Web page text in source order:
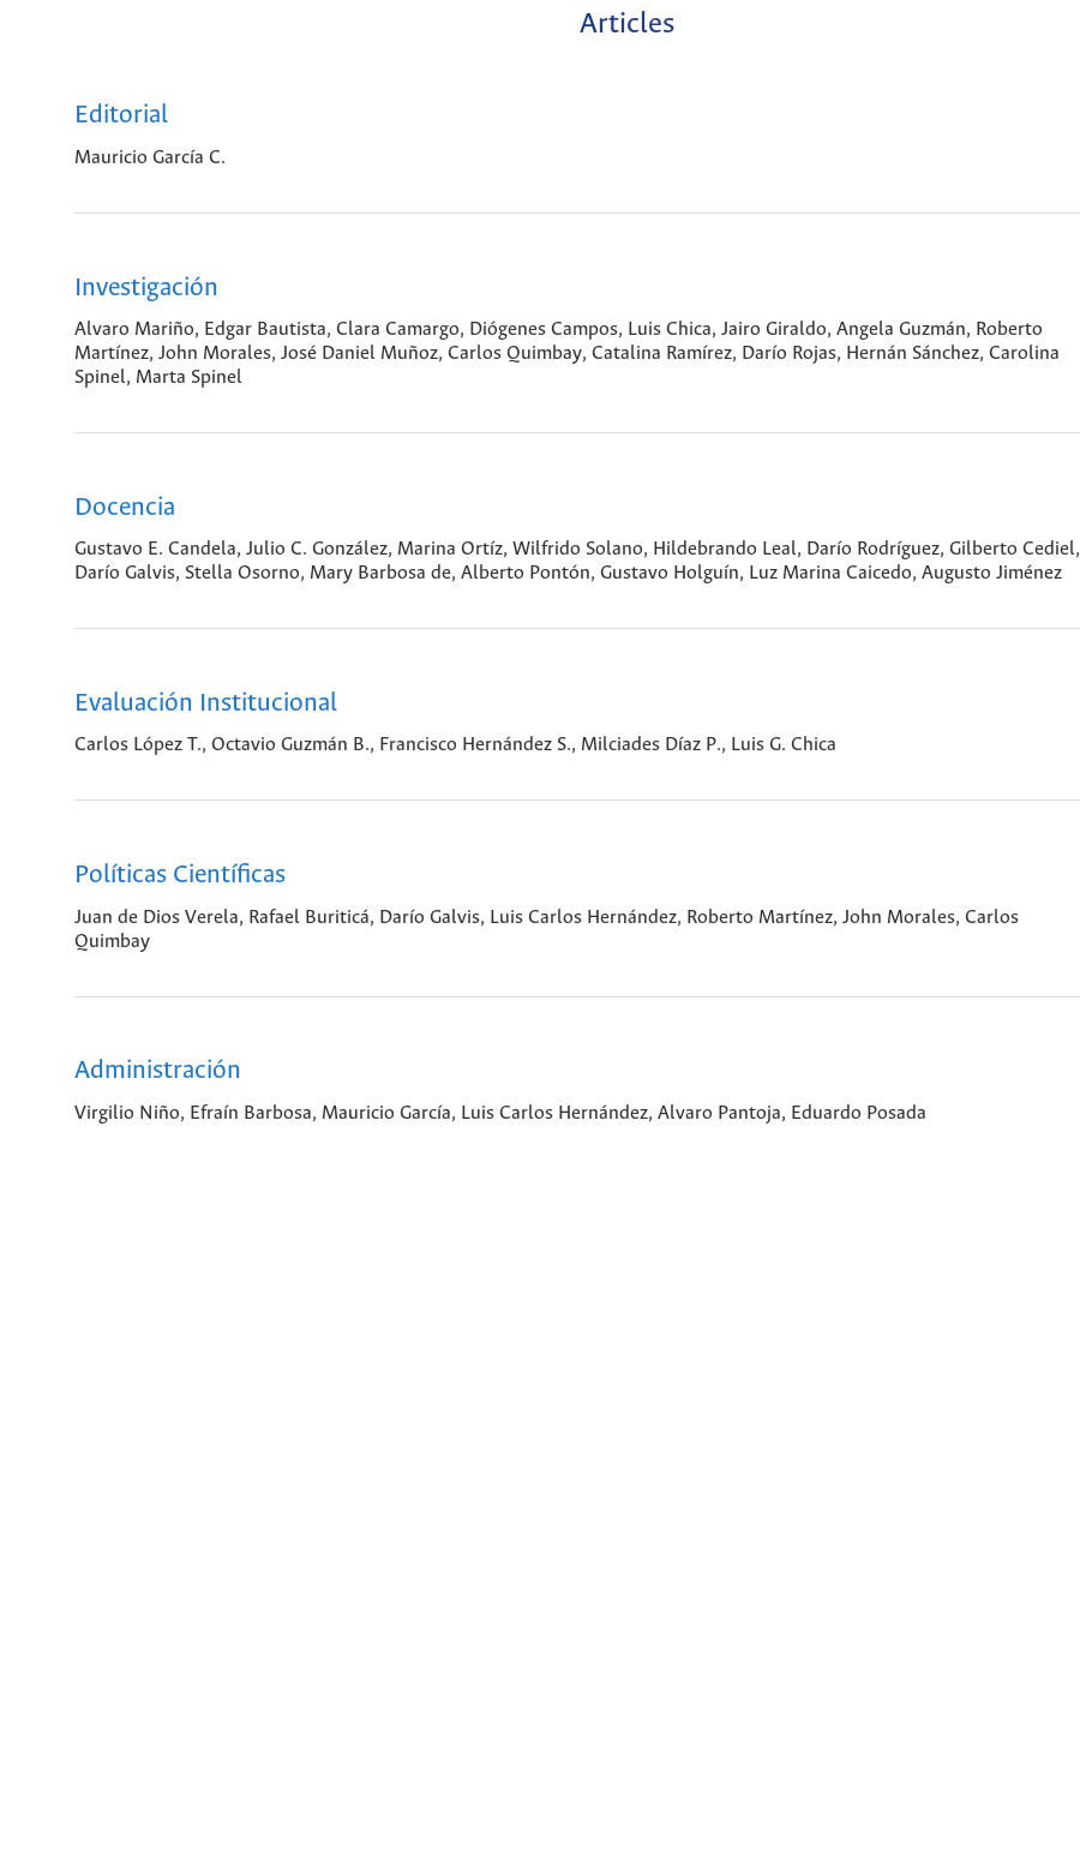
Articles
Editorial
Mauricio García C.
Investigación
Alvaro Mariño, Edgar Bautista, Clara Camargo, Diógenes Campos, Luis Chica, Jairo Giraldo, Angela Guzmán, Roberto
Martínez, John Morales, José Daniel Muñoz, Carlos Quimbay, Catalina Ramírez, Darío Rojas, Hernán Sánchez, Carolina
Spinel, Marta Spinel
Docencia
Gustavo E. Candela, Julio C. González, Marina Ortíz, Wilfrido Solano, Hildebrando Leal, Darío Rodríguez, Gilberto Cediel,
Darío Galvis, Stella Osorno, Mary Barbosa de, Alberto Pontón, Gustavo Holguín, Luz Marina Caicedo, Augusto Jiménez
Evaluación Institucional
Carlos López T., Octavio Guzmán B., Francisco Hernández S., Milciades Díaz P., Luis G. Chica
Políticas Científicas
Juan de Dios Verela, Rafael Buriticá, Darío Galvis, Luis Carlos Hernández, Roberto Martínez, John Morales, Carlos
Quimbay
Administración
Virgilio Niño, Efraín Barbosa, Mauricio García, Luis Carlos Hernández, Alvaro Pantoja, Eduardo Posada